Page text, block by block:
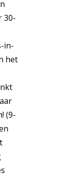
30-
in-
het
(9-